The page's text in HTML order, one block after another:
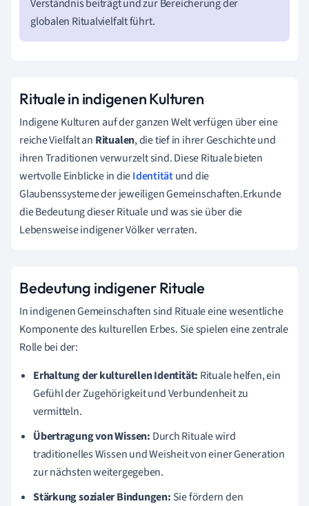
Verständnis beiträgt und zur Bereicherung der
globalen Ritualvielfalt führt.
Rituale in indigenen Kulturen
Indigene Kulturen auf der ganzen Welt verfügen über eine
reiche Vielfalt an Ritualen, die tief in ihrer Geschichte und
ihren Traditionen verwurzelt sind. Diese Rituale bieten
wertvolle Einblicke in dieIdentitätund die
Glaubenssysteme der jeweiligen Gemeinschaften.Erkunde
die Bedeutung dieser Rituale und was sie über die
Lebensweise indigener Völker verraten.
Bedeutung indigener Rituale
In indigenen Gemeinschaften sind Rituale eine wesentliche
Komponente des kulturellen Erbes. Sie spielen eine zentrale
Rolle bei der:
Erhaltung der kulturellen Identität: Rituale helfen, ein
Gefühl der Zugehörigkeit und Verbundenheit zu
vermitteln.
Übertragung von Wissen: Durch Rituale wird
traditionelles Wissen und Weisheit von einer Generation
zur nächsten weitergegeben.
Stärkung sozialer Bindungen: Sie fördern den